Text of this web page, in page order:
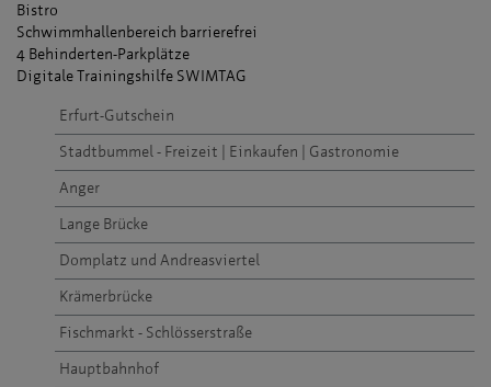
Bistro
Schwimmhallenbereich barrierefrei
4 Behinderten-Parkplätze
Digitale Trainingshilfe SWIMTAG
Erfurt-Gutschein
Stadtbummel - Freizeit | Einkaufen | Gastronomie
Anger
Lange Brücke
Domplatz und Andreasviertel
Krämerbrücke
Fischmarkt - Schlösserstraße
Hauptbahnhof